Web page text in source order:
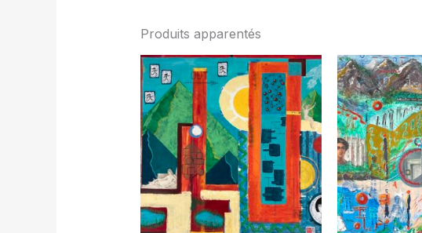
Produits apparentés